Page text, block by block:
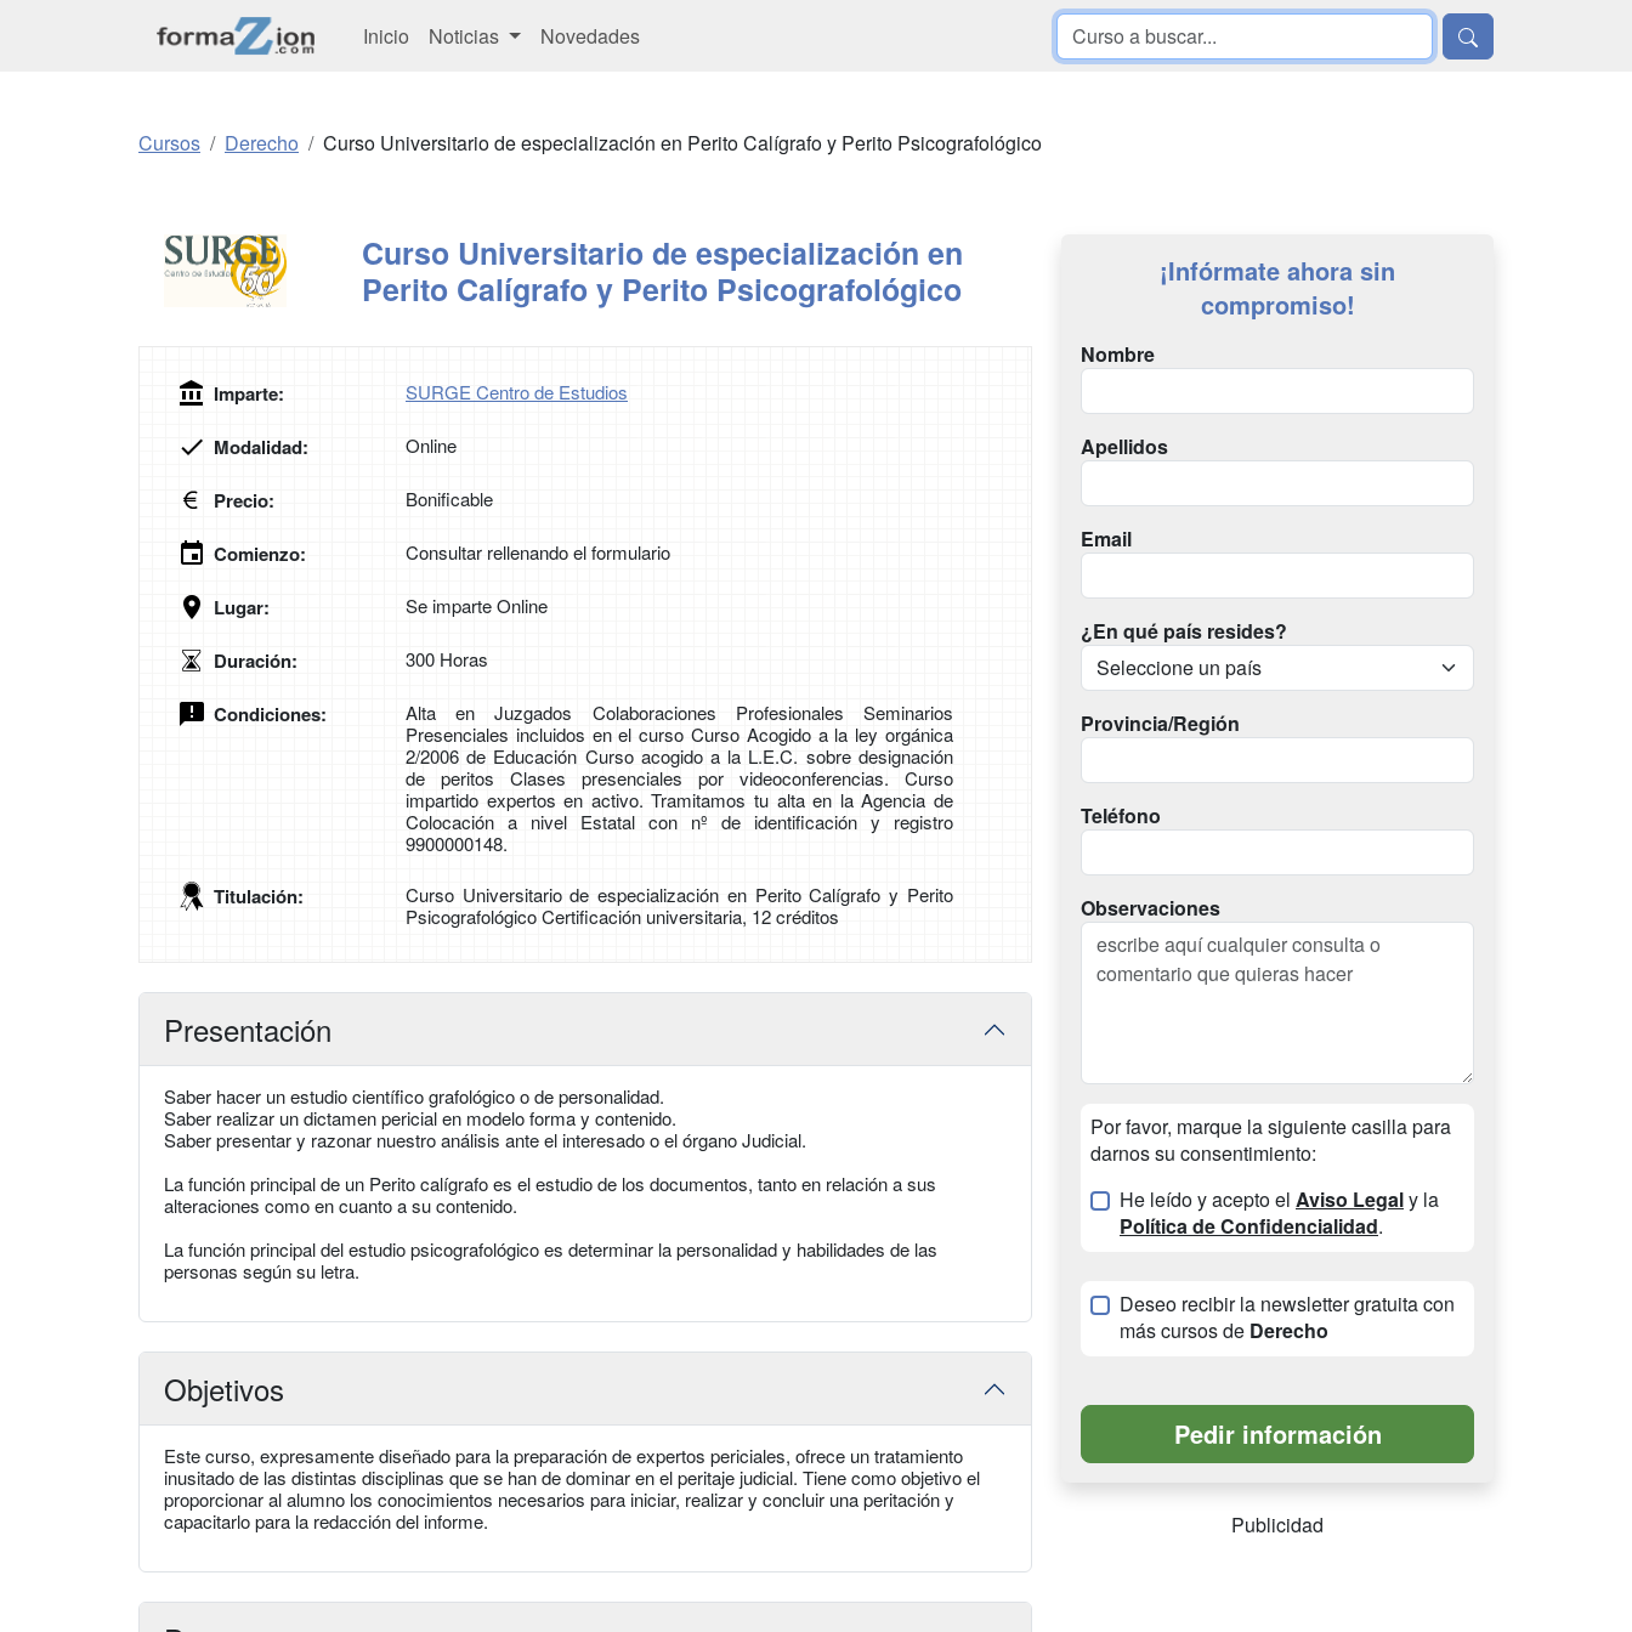
Inicio Noticias Novedades
Cursos Derecho Curso Universitario de especialización en Perito Calígrafo y Perito Psicografológico
Curso Universitario de especialización en
Perito Calígrafo y Perito Psicografológico
Imparte: SURGE Centro de Estudios
Modalidad: Online
Precio: Bonificable
Comienzo: Consultar rellenando el formulario
Lugar: Se imparte Online
Duración: 300 Horas
Condiciones:
Alta en Juzgados Colaboraciones Profesionales Seminarios
Presenciales incluidos en el curso Curso Acogido a la ley orgánica
2/2006 de Educación Curso acogido a la L.E.C. sobre designación
de peritos Clases presenciales por videoconferencias. Curso
impartido expertos en activo. Tramitamos tu alta en la Agencia de
Colocación a nivel Estatal con nº de identificación y registro
9900000148.
Titulación:
Curso Universitario de especialización en Perito Calígrafo y Perito
Psicografológico Certificación universitaria, 12 créditos
Presentación
Saber hacer un estudio científico grafológico o de personalidad.
Saber realizar un dictamen pericial en modelo forma y contenido.
Saber presentar y razonar nuestro análisis ante el interesado o el órgano Judicial.
La función principal de un Perito calígrafo es el estudio de los documentos, tanto en relación a sus
alteraciones como en cuanto a su contenido.
La función principal del estudio psicografológico es determinar la personalidad y habilidades de las
personas según su letra.
Objetivos
Este curso, expresamente diseñado para la preparación de expertos periciales, ofrece un tratamiento
inusitado de las distintas disciplinas que se han de dominar en el peritaje judicial. Tiene como objetivo el
proporcionar al alumno los conocimientos necesarios para iniciar, realizar y concluir una peritación y
capacitarlo para la redacción del informe.
¡Infórmate ahora sin
compromiso!
Nombre
Apellidos
Email
¿En qué país resides?
Provincia/Región
Teléfono
Observaciones
Por favor, marque la siguiente casilla para
darnos su consentimiento:
He leído y acepto el Aviso Legaly la
Política de Confidencialidad.
Deseo recibir la newsletter gratuita con
más cursos de Derecho
Publicidad